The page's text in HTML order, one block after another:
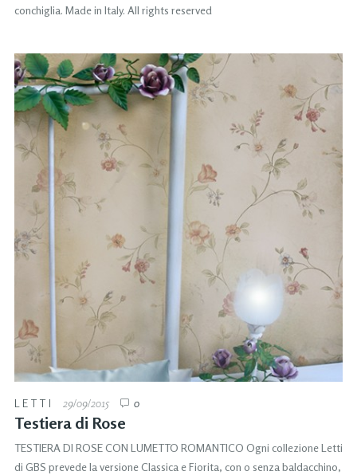
conchiglia. Made in Italy. All rights reserved
LETTI 29/09/2015 0
Testiera di Rose
TESTIERA DI ROSE CON LUMETTO ROMANTICO Ogni collezione Letti
di GBS prevede la versione Classica e Fiorita, con o senza baldacchino,